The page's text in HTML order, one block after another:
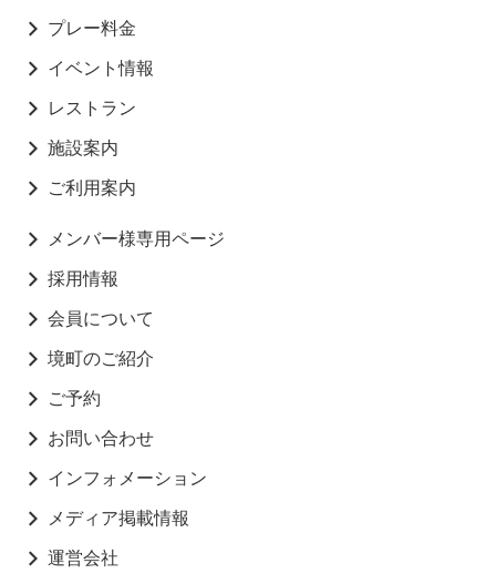
プレー料金
イベント情報
レストラン
施設案内
ご利用案内
メンバー様専用ページ
採用情報
会員について
境町のご紹介
ご予約
お問い合わせ
インフォメーション
メディア掲載情報
運営会社